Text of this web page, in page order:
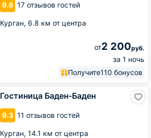
9.6 17 отзывов гостей
Курган, 6.8 км от центра
от2 200руб.
за 1 ночь
Получите110 бонусов
Гостиница Баден-Баден
9.3 11 отзывов гостей
Курган, 14.1 км от центра